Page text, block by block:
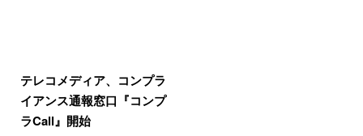
テレコメディア、コンプラ
イアンス通報窓口『コンプ
ラCall』開始